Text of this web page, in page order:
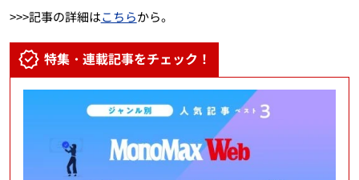
>>>記事の詳細はこちらから。
特集・連載記事をチェック！